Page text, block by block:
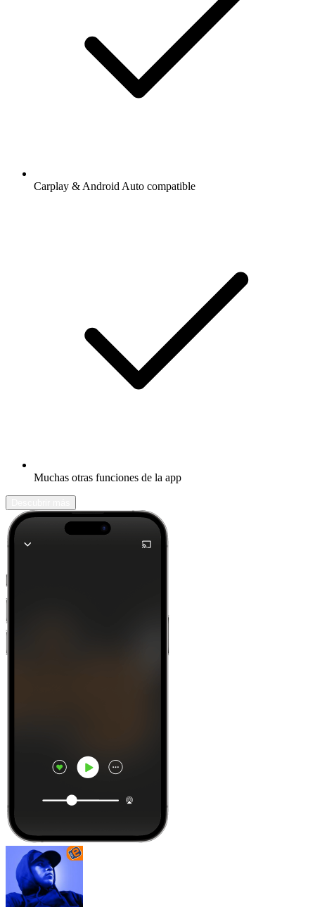
Carplay & Android Auto compatible
Muchas otras funciones de la app